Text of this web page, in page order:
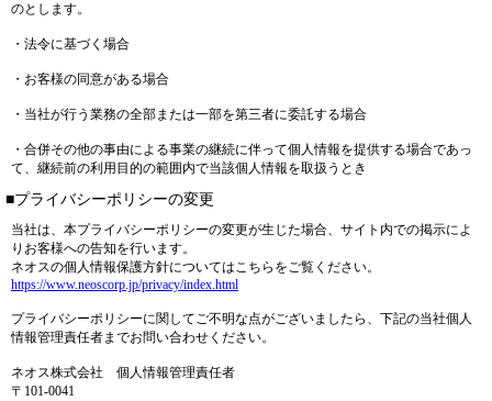
のとします。
・法令に基づく場合
・お客様の同意がある場合
・当社が行う業務の全部または一部を第三者に委託する場合
・合併その他の事由による事業の継続に伴って個人情報を提供する場合であっ
て、継続前の利用目的の範囲内で当該個人情報を取扱うとき
■プライバシーポリシーの変更
当社は、本プライバシーポリシーの変更が生じた場合、サイト内での掲示によ
りお客様への告知を行います。
ネオスの個人情報保護方針についてはこちらをご覧ください。
https://www.neoscorp.jp/privacy/index.html
プライバシーポリシーに関してご不明な点がございましたら、下記の当社個人
情報管理責任者までお問い合わせください。
ネオス株式会社 個人情報管理責任者
〒101-0041